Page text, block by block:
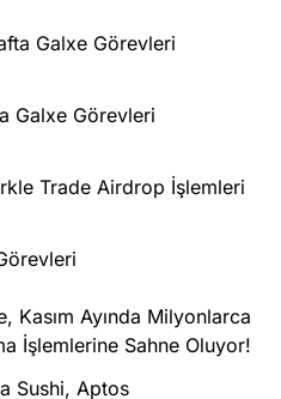
Galxe Görevleri
Galxe Görevleri
Trade Airdrop İşlemleri
Kasım Ayında Milyonlarca
İşlemlerine Sahne Oluyor!
Sushi, Aptos